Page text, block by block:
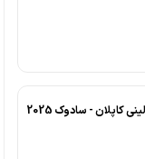
کاپلان - سادوک 2025